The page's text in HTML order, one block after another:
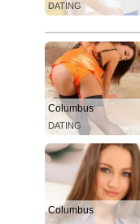
DATING
Columbus
DATING
Columbus